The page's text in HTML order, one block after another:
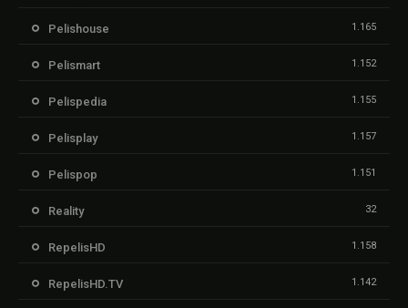
Pelishouse 1.165
Pelismart 1.152
Pelispedia 1.155
Pelisplay 1.157
Pelispop 1.151
Reality 32
RepelisHD 1.158
RepelisHD.TV 1.142